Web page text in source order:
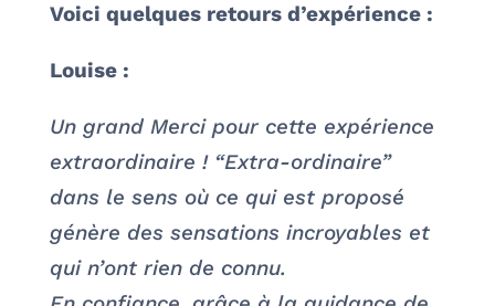
Voici quelques retours d’expérience :
Louise :
Un grand Merci pour cette expérience
extraordinaire ! “Extra-ordinaire”
dans le sens où ce qui est proposé
génère des sensations incroyables et
qui n’ont rien de connu.